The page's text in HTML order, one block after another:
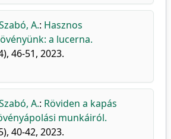
A.: Hasznos
a lucerna.
46-51, 2023.
A.: Röviden a kapás
munkáiról.
40-42, 2023.